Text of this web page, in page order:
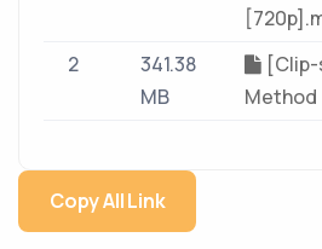
2
341.38
MB
Method
Copy All Link